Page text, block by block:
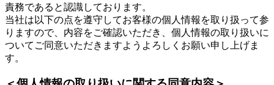
責務であると認識しております。
当社は以下の点を遵守してお客様の個人情報を取り扱って参
りますので、内容をご確認いただき、個人情報の取り扱いに
ついてご同意いただきますようよろしくお願い申し上げま
す。